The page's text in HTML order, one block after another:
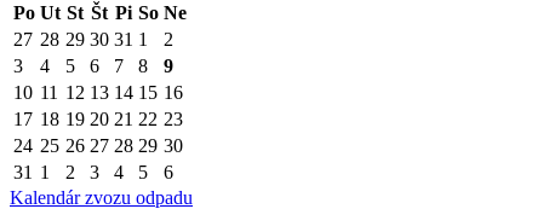
Po Ut St Št Pi So Ne
27 28 29 30 31 1
2
3
4 5 6 7 8
9
10 11 12 13 14 15 16
17 18 19 20 21 22 23
24 25 26 27 28 29 30
31 1 2 3 4 5
6
Kalendár zvozu odpadu